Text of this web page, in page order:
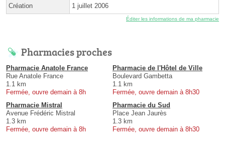
Création 1 juillet 2006
Éditer les informations de ma pharmacie
Pharmacies proches
Pharmacie Anatole France
Rue Anatole France
1.1 km
Fermée, ouvre demain à 8h
Pharmacie de l'Hôtel de Ville
Boulevard Gambetta
1.1 km
Fermée, ouvre demain à 8h30
Pharmacie Mistral
Avenue Frédéric Mistral
1.3 km
Fermée, ouvre demain à 8h
Pharmacie du Sud
Place Jean Jaurès
1.3 km
Fermée, ouvre demain à 8h30